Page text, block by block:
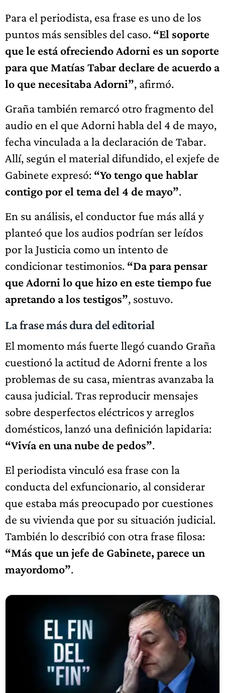
Para el periodista, esa frase es uno de los
puntos más sensibles del caso. “El soporte
que le está ofreciendo Adorni es un soporte
para que Matías Tabar declare de acuerdo a
lo que necesitaba Adorni”, afirmó.
Graña también remarcó otro fragmento del
audio en el que Adorni habla del 4 de mayo,
fecha vinculada a la declaración de Tabar.
Allí, según el material difundido, el exjefe de
Gabinete expresó: “Yo tengo que hablar
contigo por el tema del 4 de mayo”.
En su análisis, el conductor fue más allá y
planteó que los audios podrían ser leídos
por la Justicia como un intento de
condicionar testimonios. “Da para pensar
que Adorni lo que hizo en este tiempo fue
apretando a los testigos”, sostuvo.
La frase más dura del editorial
El momento más fuerte llegó cuando Graña
cuestionó la actitud de Adorni frente a los
problemas de su casa, mientras avanzaba la
causa judicial. Tras reproducir mensajes
sobre desperfectos eléctricos y arreglos
domésticos, lanzó una definición lapidaria:
“Vivía en una nube de pedos”.
El periodista vinculó esa frase con la
conducta del exfuncionario, al considerar
que estaba más preocupado por cuestiones
de su vivienda que por su situación judicial.
También lo describió con otra frase filosa:
“Más que un jefe de Gabinete, parece un
mayordomo”.